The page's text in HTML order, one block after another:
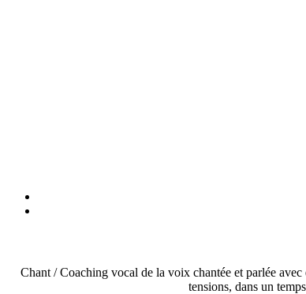
Chant / Coaching vocal de la voix chantée et parlée
tensions, dans un